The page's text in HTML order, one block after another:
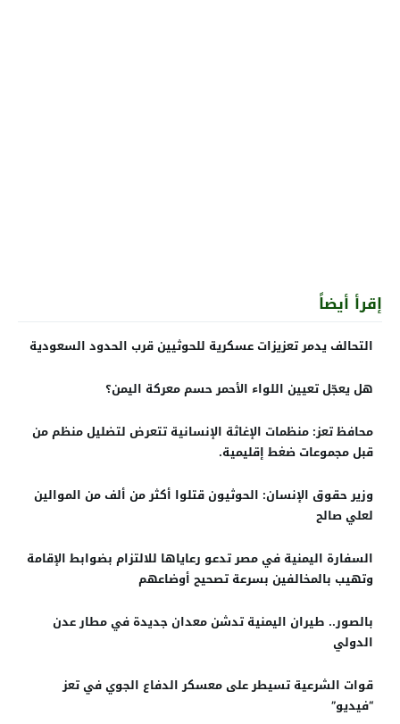
إقرأ أيضاً
التحالف يدمر تعزيزات عسكرية للحوثيين قرب الحدود السعودية
هل يعجّل تعيين اللواء الأحمر حسم معركة اليمن؟
محافظ تعز: منظمات الإغاثة الإنسانية تتعرض لتضليل منظم من
قبل ﻣﺠﻤﻮﻋﺎت ﺿﻐﻂ إﻗﻠﻴﻤﻴﺔ.
وزير حقوق الإنسان: الحوثيون قتلوا أكثر من ألف من الموالين
لعلي صالح
السفارة اليمنية في مصر تدعو رعاياها للالتزام بضوابط الإقامة
وتهيب بالمخالفين بسرعة تصحيح أوضاعهم
بالصور.. طيران اليمنية تدشن معدان جديدة في مطار عدن
الدولي
قوات الشرعية تسيطر على معسكر الدفاع الجوي في تعز
“فيديو”